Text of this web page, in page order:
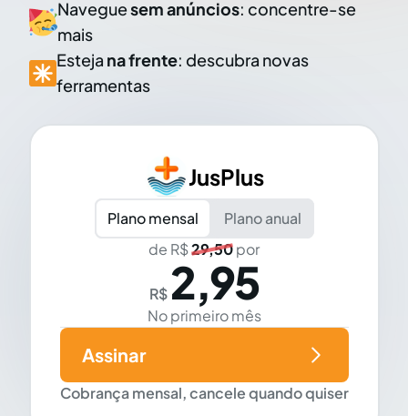
Naveguesem anúncios: concentre-se
mais
Esteja na frente: descubra novas
ferramentas
JusPlus
Plano mensal
Plano anual
de R$29,50por
R$ 2,95
No primeiro mês
Cobrança mensal, cancele quando quiser
Assinar